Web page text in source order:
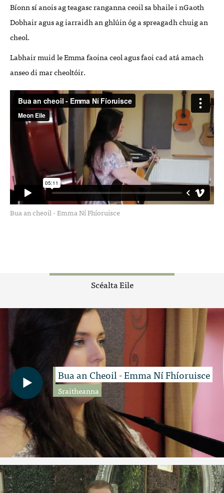
Bíonn sí anois ag teagasc ranganna ceoil sa bhaile i nGaoth
Dobhair agus ag iarraidh an ghlúin óg a spreagadh chuig an
cheol.
Labhair muid le Emma faoina ceol agus faoi cad atá amach
anseo di mar cheoltóir.
Bua an cheoil - Emma Ní Fhíoruisce
Scéalta Eile
Bua an Cheoil - Emma Ní Fhíoruisce
Sraitheanna